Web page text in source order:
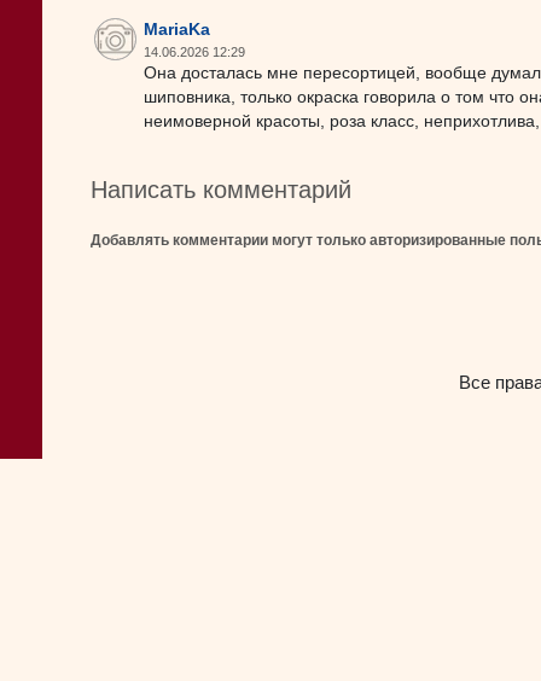
MariaKa
14.06.2026 12:29
Она досталась мне пересортицей, вообще
шиповника, только окраска говорила о том что
неимоверной красоты, роза класс,
Написать комментарий
Добавлять комментарии могут только авторизированные
Все